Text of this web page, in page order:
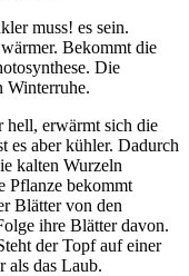
muss! es sein.
Bekommt die
Die
Winterruhe.
hell, erwärmt sich die
es aber kühler. Dadurch
kalten Wurzeln
Pflanze bekommt
Blätter von den
ihre Blätter davon.
der Topf auf einer
als das Laub.